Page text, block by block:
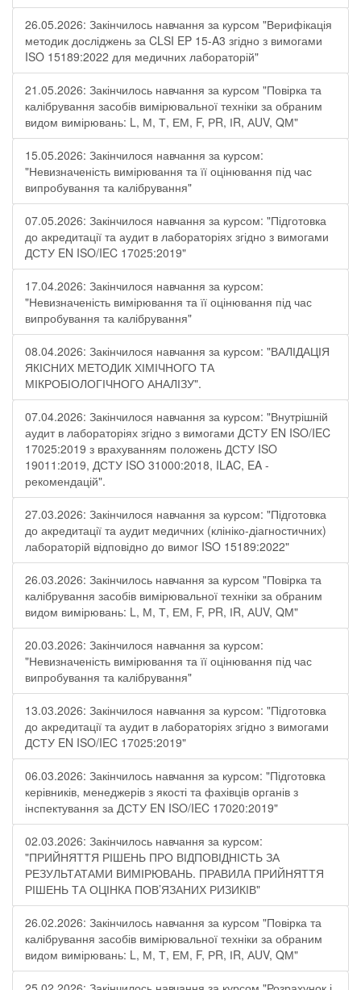
26.05.2026: Закінчилось навчання за курсом "Верифікація
методик досліджень за CLSI EP 15-A3 згідно з вимогами
ISO 15189:2022 для медичних лабораторій"
21.05.2026: Закінчилось навчання за курсом "Повірка та
калібрування засобів вимірювальної техніки за обраним
видом вимірювань: L, М, Т, ЕМ, F, РR, ІR, АUV, QМ"
15.05.2026: Закінчилося навчання за курсом:
"Невизначеність вимірювання та її оцінювання під час
випробування та калібрування"
07.05.2026: Закінчилося навчання за курсом: "Підготовка
до акредитації та аудит в лабораторіях згідно з вимогами
ДСТУ EN ISO/IEC 17025:2019"
17.04.2026: Закінчилося навчання за курсом:
"Невизначеність вимірювання та її оцінювання під час
випробування та калібрування"
08.04.2026: Закінчилося навчання за курсом: "ВАЛІДАЦІЯ
ЯКІСНИХ МЕТОДИК ХІМІЧНОГО ТА
МІКРОБІОЛОГІЧНОГО АНАЛІЗУ".
07.04.2026: Закінчилося навчання за курсом: "Внутрішній
аудит в лабораторіях згідно з вимогами ДСТУ EN ISO/IEC
17025:2019 з врахуванням положень ДСТУ ISO
19011:2019, ДСТУ ISO 31000:2018, ILAC, EA -
рекомендацій".
27.03.2026: Закінчилося навчання за курсом: "Підготовка
до акредитації та аудит медичних (клініко-діагностичних)
лабораторій відповідно до вимог ISO 15189:2022"
26.03.2026: Закінчилось навчання за курсом "Повірка та
калібрування засобів вимірювальної техніки за обраним
видом вимірювань: L, М, Т, ЕМ, F, РR, ІR, АUV, QМ"
20.03.2026: Закінчилося навчання за курсом:
"Невизначеність вимірювання та її оцінювання під час
випробування та калібрування"
13.03.2026: Закінчилося навчання за курсом: "Підготовка
до акредитації та аудит в лабораторіях згідно з вимогами
ДСТУ EN ISO/IEC 17025:2019"
06.03.2026: Закінчилось навчання за курсом: "Підготовка
керівників, менеджерів з якості та фахівців органів з
інспектування за ДСТУ EN ISO/IEC 17020:2019"
02.03.2026: Закінчилось навчання за курсом:
"ПРИЙНЯТТЯ РІШЕНЬ ПРО ВІДПОВІДНІСТЬ ЗА
РЕЗУЛЬТАТАМИ ВИМІРЮВАНЬ. ПРАВИЛА ПРИЙНЯТТЯ
РІШЕНЬ ТА ОЦІНКА ПОВ’ЯЗАНИХ РИЗИКІВ"
26.02.2026: Закінчилось навчання за курсом "Повірка та
калібрування засобів вимірювальної техніки за обраним
видом вимірювань: L, М, Т, ЕМ, F, РR, ІR, АUV, QМ"